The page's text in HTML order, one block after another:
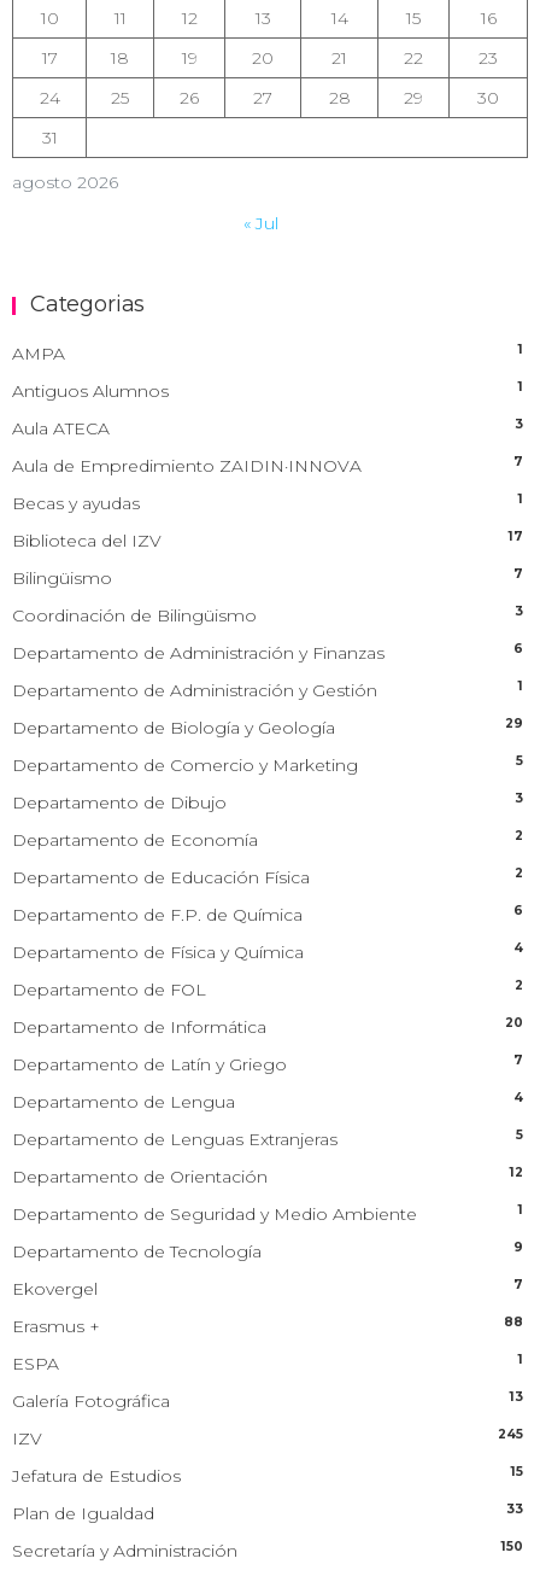
agosto 2026
10 11 12 13 14 15
16
17
18 19 20 21 22
23
24
25 26 27 28 29
30
31
« Jul
Categorias
AMPA 1
Antiguos Alumnos 1
Aula ATECA 3
Aula de Empredimiento ZAIDIN·INNOVA 7
Becas y ayudas 1
Biblioteca del IZV 17
Bilingüismo 7
Coordinación de Bilingüismo 3
Departamento de Administración y Finanzas 6
Departamento de Administración y Gestión 1
Departamento de Biología y Geología 29
Departamento de Comercio y Marketing 5
Departamento de Dibujo 3
Departamento de Economía 2
Departamento de Educación Física 2
Departamento de F.P. de Química 6
Departamento de Física y Química 4
Departamento de FOL 2
Departamento de Informática 20
Departamento de Latín y Griego 7
Departamento de Lengua 4
Departamento de Lenguas Extranjeras 5
Departamento de Orientación 12
Departamento de Seguridad y Medio Ambiente 1
Departamento de Tecnología 9
Ekovergel 7
Erasmus + 88
ESPA 1
Galería Fotográfica 13
IZV 245
Jefatura de Estudios 15
Plan de Igualdad 33
Secretaría y Administración 150